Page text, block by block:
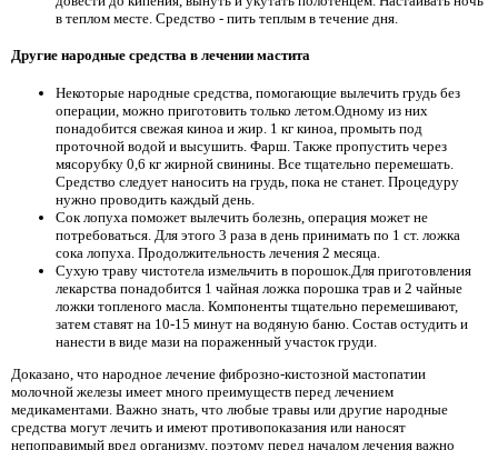
в теплом месте. Средство - пить теплым в течение дня.
Другие народные средства в лечении мастита
Некоторые народные средства, помогающие вылечить грудь без
операции, можно приготовить только летом.Одному из них
понадобится свежая киноа и жир. 1 кг киноа, промыть под
проточной водой и высушить. Фарш. Также пропустить через
мясорубку 0,6 кг жирной свинины. Все тщательно перемешать.
Средство следует наносить на грудь, пока не станет. Процедуру
нужно проводить каждый день.
Сок лопуха поможет вылечить болезнь, операция может не
потребоваться. Для этого 3 раза в день принимать по 1 ст. ложка
сока лопуха. Продолжительность лечения 2 месяца.
Сухую траву чистотела измельчить в порошок.Для приготовления
лекарства понадобится 1 чайная ложка порошка трав и 2 чайные
ложки топленого масла. Компоненты тщательно перемешивают,
затем ставят на 10-15 минут на водяную баню. Состав остудить и
нанести в виде мази на пораженный участок груди.
Доказано, что народное лечение фиброзно-кистозной мастопатии
молочной железы имеет много преимуществ перед лечением
медикаментами. Важно знать, что любые травы или другие народные
средства могут лечить и имеют противопоказания или наносят
непоправимый вред организму, поэтому перед началом лечения важно